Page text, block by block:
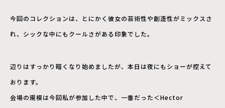
今回のコレクションは、とにかく彼女の芸術性や創造性がミックスさ
れ、シックな中にもクールさがある印象でした。
辺りはすっかり暗くなり始めましたが、本日は夜にもショーが控えて
おります。
会場の規模は今回私が参加した中で、一番だった＜Hector